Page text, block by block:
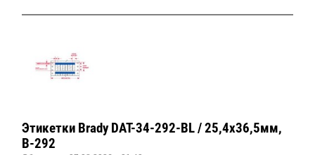
Этикетки Brady DAT-34-292-BL / 25,4x36,5мм,
B-292